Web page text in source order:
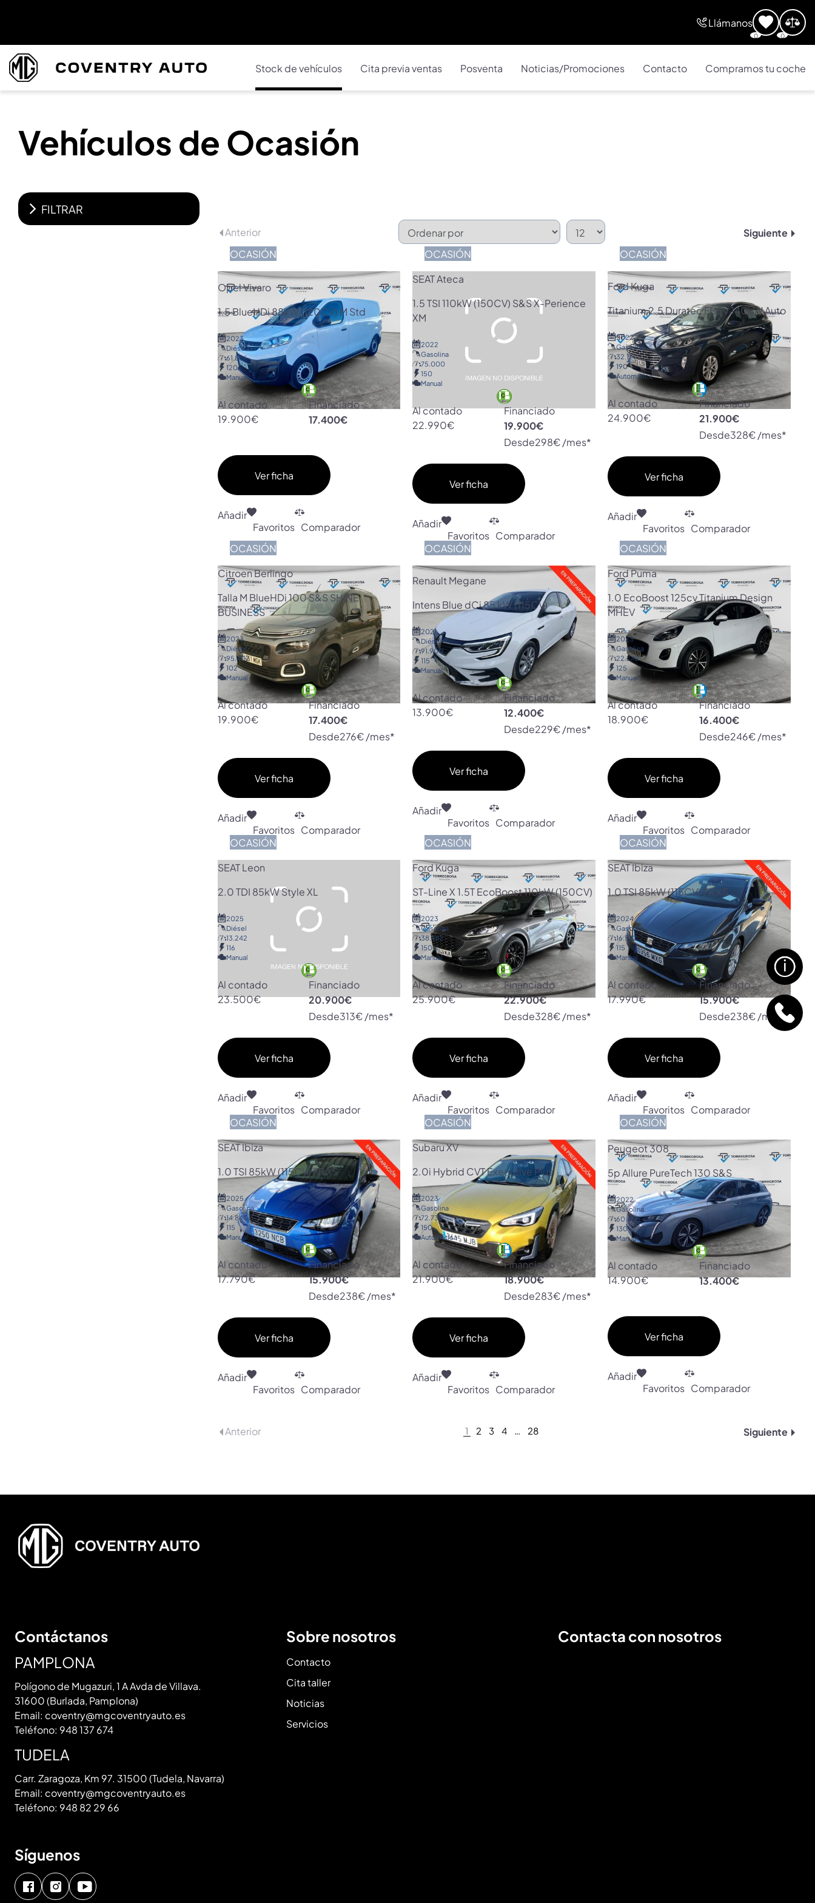
Llámanos
0 0
Stock de vehículos Cita previa ventas Posventa Noticias/Promociones Contacto Compramos tu coche
Vehículos de Ocasión
FILTRAR
Anterior Siguiente
OCASIÓN
Opel Vivaro
1.5 BlueHDi 88kW (120CV) M Std
2023
Diésel
61.856
120
Manual
Al contado
19.900€
Financiado
17.400€
Ver ficha
Añadir
Favoritos Comparador
OCASIÓN
SEAT Ateca
1.5 TSI 110kW (150CV) S&S X-Perience
XM
2022
Gasolina
75.000
150
Manual
Al contado
22.990€
Financiado
19.900€
Desde298€ /mes*
Ver ficha
Añadir
Favoritos Comparador
OCASIÓN
Ford Kuga
Titanium 2.5 Duratec FHEV 140kW Auto
2022
Gasolina
32.114
190
Automática
Al contado
24.900€
Financiado
21.900€
Desde328€ /mes*
Ver ficha
Añadir
Favoritos Comparador
OCASIÓN
Citroen Berlingo
Talla M BlueHDi 100 S&S SHINE
BUSINESS
2023
Diésel
95.402
102
Manual
Al contado
19.900€
Financiado
17.400€
Desde276€ /mes*
Ver ficha
Añadir
Favoritos Comparador
OCASIÓN
Renault Megane
Intens Blue dCi 85 kW (115CV)
2021
Diésel
91.900
115
Manual
Al contado
13.900€
Financiado
12.400€
Desde229€ /mes*
Ver ficha
Añadir
Favoritos Comparador
OCASIÓN
Ford Puma
1.0 EcoBoost 125cv Titanium Design
MHEV
2023
Gasolina
22.242
125
Manual
Al contado
18.900€
Financiado
16.400€
Desde246€ /mes*
Ver ficha
Añadir
Favoritos Comparador
OCASIÓN
SEAT Leon
2.0 TDI 85kW Style XL
2025
Diésel
13.242
116
Manual
Al contado
23.500€
Financiado
20.900€
Desde313€ /mes*
Ver ficha
Añadir
Favoritos Comparador
OCASIÓN
Ford Kuga
ST-Line X 1.5T EcoBoost 110kW (150CV)
2023
Gasolina
38.482
150
Manual
Al contado
25.900€
Financiado
22.900€
Desde328€ /mes*
Ver ficha
Añadir
Favoritos Comparador
OCASIÓN
SEAT Ibiza
1.0 TSI 85kW (115CV) FR XS
2024
Gasolina
16.572
115
Manual
Al contado
17.990€
Financiado
15.900€
Desde238€ /mes*
Ver ficha
Añadir
Favoritos Comparador
OCASIÓN
SEAT Ibiza
1.0 TSI 85kW (115CV) FR XS
2025
Gasolina
14.840
115
Manual
Al contado
17.790€
Financiado
15.900€
Desde238€ /mes*
Ver ficha
Añadir
Favoritos Comparador
OCASIÓN
Subaru XV
2.0i Hybrid CVT Executive Plus
2023
Gasolina
72.735
150
Automática
Al contado
21.900€
Financiado
18.900€
Desde283€ /mes*
Ver ficha
Añadir
Favoritos Comparador
OCASIÓN
Peugeot 308
5p Allure PureTech 130 S&S
2022
Gasolina
60.608
130
Manual
Al contado
14.900€
Financiado
13.400€
Ver ficha
Añadir
Favoritos Comparador
Anterior 1 2 3 4 … 28 Siguiente
Contáctanos
PAMPLONA
Polígono de Mugazuri, 1 A Avda de Villava.
31600 (Burlada, Pamplona)
Email: coventry@mgcoventryauto.es
Teléfono: 948 137 674
TUDELA
Carr. Zaragoza, Km 97. 31500 (Tudela, Navarra)
Email: coventry@mgcoventryauto.es
Teléfono: 948 82 29 66
Síguenos
Sobre nosotros
Contacto
Cita taller
Noticias
Servicios
Contacta con nosotros